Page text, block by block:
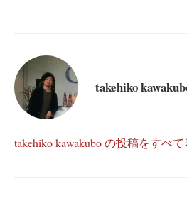
takehiko
takehiko kawakubo の投稿をすべ